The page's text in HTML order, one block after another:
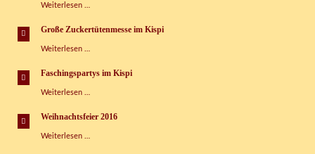
Weiterlesen …
Tag
Kinderspielhaus
Große Zuckertütenmesse im Kispi
Weiterlesen …
im
Faschingspartys im Kispi
Weiterlesen …
Kispi
Weihnachtsfeier 2016
Weiterlesen …